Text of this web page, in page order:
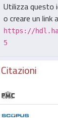
Utilizza questo
o creare un link
https://
5
Citazioni